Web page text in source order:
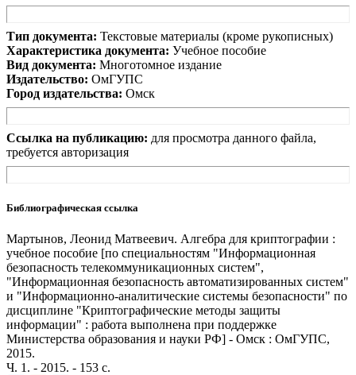
Тип документа: Текстовые материалы (кроме рукописных)
Характеристика документа: Учебное пособие
Вид документа: Многотомное издание
Издательство: ОмГУПС
Город издательства: Омск
Ссылка на публикацию: для просмотра данного файла,
требуется авторизация
Библиографическая ссылка
Мартынов, Леонид Матвеевич. Алгебра для криптографии :
учебное пособие [по специальностям "Информационная
безопасность телекоммуникационных систем",
"Информационная безопасность автоматизированных систем"
и "Информационно-аналитические системы безопасности" по
дисциплине "Криптографические методы защиты
информации" : работа выполнена при поддержке
Министерства образования и науки РФ] - Омск : ОмГУПС,
2015.
Ч. 1. - 2015. - 153 с.